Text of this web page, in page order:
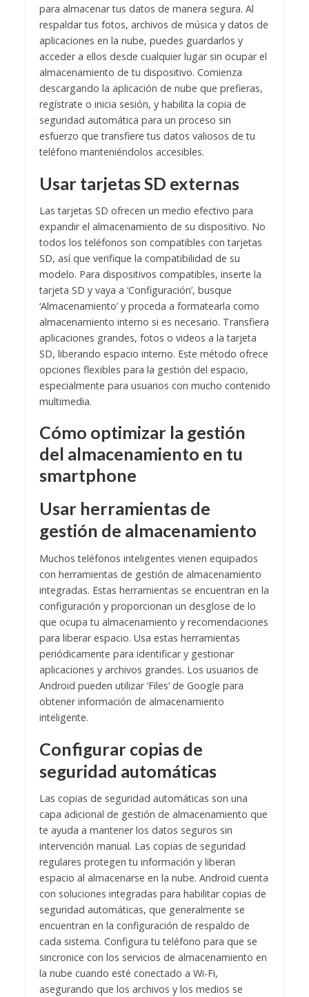
para almacenar tus datos de manera segura. Al
respaldar tus fotos, archivos de música y datos de
aplicaciones en la nube, puedes guardarlos y
acceder a ellos desde cualquier lugar sin ocupar el
almacenamiento de tu dispositivo. Comienza
descargando la aplicación de nube que prefieras,
regístrate o inicia sesión, y habilita la copia de
seguridad automática para un proceso sin
esfuerzo que transfiere tus datos valiosos de tu
teléfono manteniéndolos accesibles.
Usar tarjetas SD externas
Las tarjetas SD ofrecen un medio efectivo para
expandir el almacenamiento de su dispositivo. No
todos los teléfonos son compatibles con tarjetas
SD, así que verifique la compatibilidad de su
modelo. Para dispositivos compatibles, inserte la
tarjeta SD y vaya a ‘Configuración’, busque
‘Almacenamiento’ y proceda a formatearla como
almacenamiento interno si es necesario. Transfiera
aplicaciones grandes, fotos o videos a la tarjeta
SD, liberando espacio interno. Este método ofrece
opciones flexibles para la gestión del espacio,
especialmente para usuarios con mucho contenido
multimedia.
Cómo optimizar la gestión
del almacenamiento en tu
smartphone
Usar herramientas de
gestión de almacenamiento
Muchos teléfonos inteligentes vienen equipados
con herramientas de gestión de almacenamiento
integradas. Estas herramientas se encuentran en la
configuración y proporcionan un desglose de lo
que ocupa tu almacenamiento y recomendaciones
para liberar espacio. Usa estas herramientas
periódicamente para identificar y gestionar
aplicaciones y archivos grandes. Los usuarios de
Android pueden utilizar ‘Files’ de Google para
obtener información de almacenamiento
inteligente.
Configurar copias de
seguridad automáticas
Las copias de seguridad automáticas son una
capa adicional de gestión de almacenamiento que
te ayuda a mantener los datos seguros sin
intervención manual. Las copias de seguridad
regulares protegen tu información y liberan
espacio al almacenarse en la nube. Android cuenta
con soluciones integradas para habilitar copias de
seguridad automáticas, que generalmente se
encuentran en la configuración de respaldo de
cada sistema. Configura tu teléfono para que se
sincronice con los servicios de almacenamiento en
la nube cuando esté conectado a Wi-Fi,
asegurando que los archivos y los medios se